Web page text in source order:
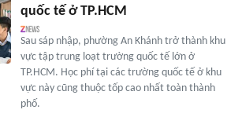
quốc tế ở TP.HCM
Sau sáp nhập, phường An Khánh trở thành khu
vực tập trung loạt trường quốc tế lớn ở
TP.HCM. Học phí tại các trường quốc tế ở khu
vực này cũng thuộc tốp cao nhất toàn thành
phố.